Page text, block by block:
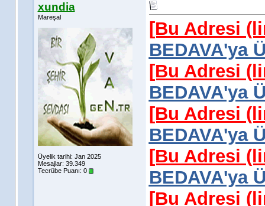
xundia
Mareşal
Üyelik tarihi: Jan 2025
Mesajlar: 39.349
Tecrübe Puanı: 0
[Bu Adresi
BEDAVA'ya
[Bu Adresi
BEDAVA'ya
[Bu Adresi
BEDAVA'ya
[Bu Adresi
BEDAVA'ya
[Bu Adresi